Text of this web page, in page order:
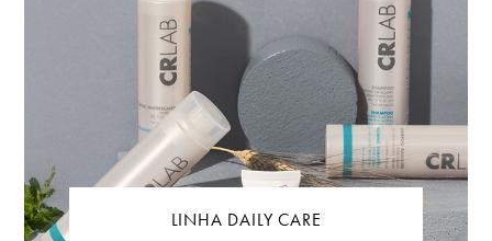
LINHA DAILY CARE